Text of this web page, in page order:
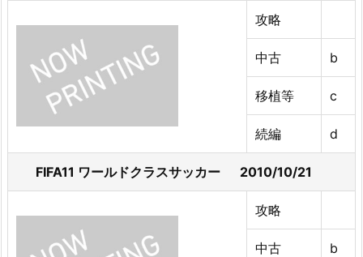
攻略
中古 b
移植等 c
続編 d
FIFA11 ワールドクラスサッカー 2010/10/21
攻略
中古 b